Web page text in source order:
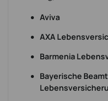
Aviva
AXA
Barmenia
Bayerische